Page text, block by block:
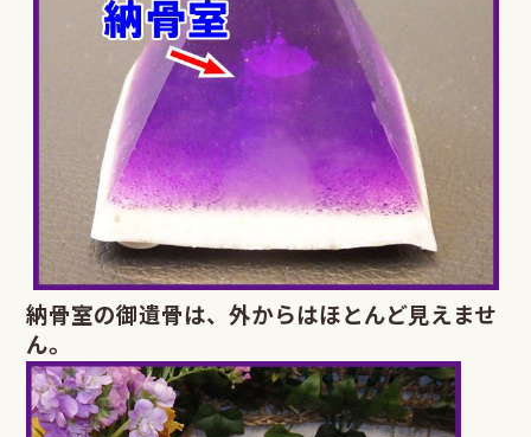
納骨室の御遺骨は、外からはほとんど見えませ
ん。